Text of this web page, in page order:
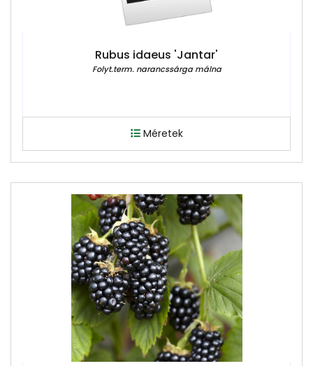
Rubus idaeus 'Jantar'
Folyt.term. narancssárga málna
Méretek